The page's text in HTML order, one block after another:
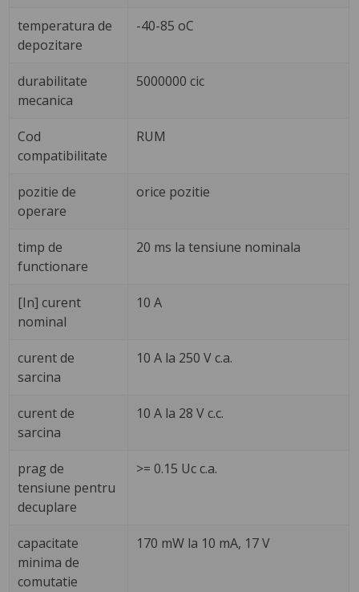
temperatura de
depozitare
-40-85 oC
durabilitate
mecanica
5000000 cic
Cod
compatibilitate
RUM
pozitie de
operare
orice pozitie
timp de
functionare
20 ms la tensiune nominala
[In] curent
nominal
10 A
curent de
sarcina
10 A la 250 V c.a.
curent de
sarcina
10 A la 28 V c.c.
prag de
tensiune pentru
decuplare
>= 0.15 Uc c.a.
capacitate
minima de
comutatie
170 mW la 10 mA, 17 V